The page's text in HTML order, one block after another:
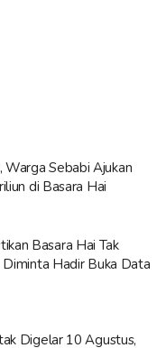
Warga Sebabi Ajukan
di Basara Hai
Basara Hai Tak
Hadir Buka Data
Digelar 10 Agustus,